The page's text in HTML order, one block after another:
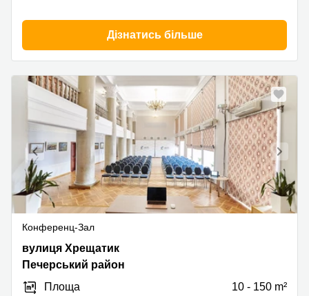
Дізнатись більше
Конференц-Зал
Khreschatyk
Street
Печерський
вулиця Хрещатик
Печерський район
Площа
10 - 150 m²